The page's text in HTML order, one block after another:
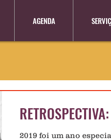
AGENDA
2019 foi um ano